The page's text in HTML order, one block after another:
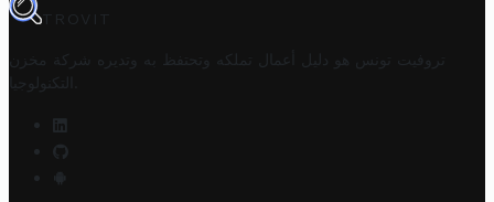
TROVIT
تروفيت تونس هو دليل أعمال تملكه وتحتفظ به وتديره
شركة مخزن
التكنولوجيا